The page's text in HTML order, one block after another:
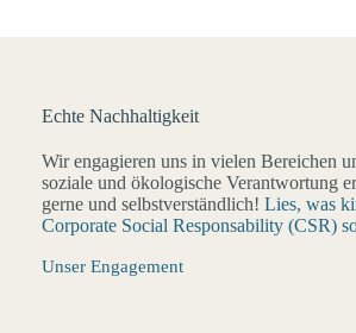
Echte Nachhaltigkeit
Wir engagieren uns in vielen Bereichen
soziale und ökologische Verantwortung
gerne und selbstverständlich! Lies, was
Corporate Social Responsability (CSR)
Unser Engagement